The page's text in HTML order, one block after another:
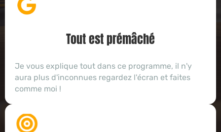
Tout est prémâché
Je vous explique tout dans ce programme, il n'y
aura plus d'inconnues regardez l'écran et faites
comme moi !